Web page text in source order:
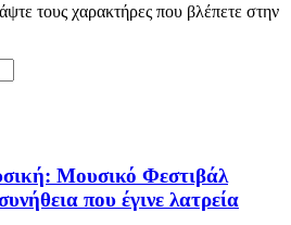
τους χαρακτήρες που βλέπετε στην
Μουσικό Φεστιβάλ
που έγινε λατρεία